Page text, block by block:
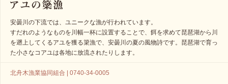
安曇川の下流では、ユニークな漁が行われています。
すだれのようなものを川幅一杯に設置することで、餌を求めて琵琶湖から川
を遡上してくるアユを獲る簗漁で、安曇川の夏の風物詩です。琵琶湖で育っ
た小さなコアユは各地に放流されたりします。
北舟木漁業協同組合 | 0740-34-0005